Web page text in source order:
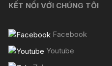
KẾT NỐI VỚI CHÚNG TÔI
Facebook
Youtube